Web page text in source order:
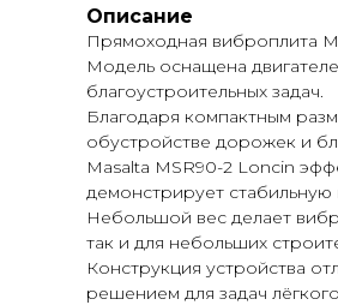
Описание
Прямоходная виброплита
Модель оснащена
благоустроительных задач.
Благодаря компактным
обустройстве дорожек и
Masalta MSR90-2 Loncin
демонстрирует
Небольшой вес делает
так и для небольших
Конструкция устройства
решением для задач